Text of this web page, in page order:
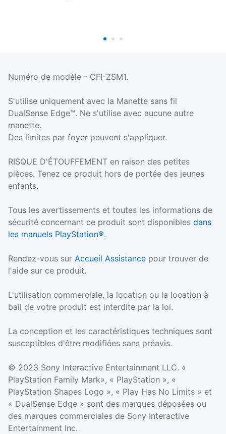
Numéro de modèle - CFI-ZSM1.
S'utilise uniquement avec la Manette sans fil
DualSense Edge™. Ne s'utilise avec aucune autre
manette.
Des limites par foyer peuvent s'appliquer.
RISQUE D'ÉTOUFFEMENT en raison des petites
pièces. Tenez ce produit hors de portée des jeunes
enfants.
Tous les avertissements et toutes les informations de
sécurité concernant ce produit sont disponibles dans
les manuels PlayStation®.
Rendez-vous sur Accueil Assistance pour trouver de
l'aide sur ce produit.
L'utilisation commerciale, la location ou la location à
bail de votre produit est interdite par la loi.
La conception et les caractéristiques techniques sont
susceptibles d'être modifiées sans préavis.
© 2023 Sony Interactive Entertainment LLC. «
PlayStation Family Mark», « PlayStation », «
PlayStation Shapes Logo », « Play Has No Limits » et
« DualSense Edge » sont des marques déposées ou
des marques commerciales de Sony Interactive
Entertainment Inc.